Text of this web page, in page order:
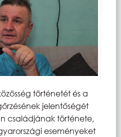
történetét és a
jelentőségét
családjának története,
eseményeket